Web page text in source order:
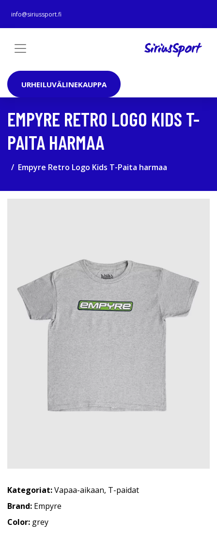
info@siriussport.fi
URHEILUVÄLINEKAUPPA
EMPYRE RETRO LOGO KIDS T-
PAITA HARMAA
Empyre Retro Logo Kids T-Paita harmaa
Kategoriat:Vapaa-aikaan, T-paidat
Brand: Empyre
Color: grey